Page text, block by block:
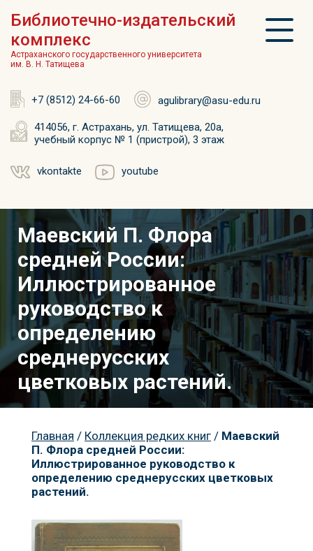
Библиотечно-издательский
комплекс
Астраханского государственного университета
им. В. Н. Татищева
+7 (8512) 24-66-60 agulibrary@asu-edu.ru
414056, г. Астрахань, ул. Татищева, 20а,
учебный корпус № 1 (пристрой), 3 этаж
vkontakte youtube
Маевский П. Флора
средней России:
Иллюстрированное
руководство к
определению
среднерусских
цветковых растений.
Главная / Коллекция редких книг / Маевский
П. Флора средней России:
Иллюстрированное руководство к
определению среднерусских цветковых
растений.